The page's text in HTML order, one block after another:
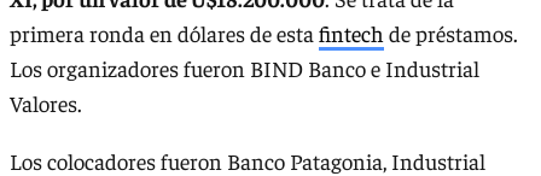
primera ronda en dólares de esta fintech de préstamos.
Los organizadores fueron BIND Banco e Industrial
Valores.
Los colocadores fueron Banco Patagonia, Industrial